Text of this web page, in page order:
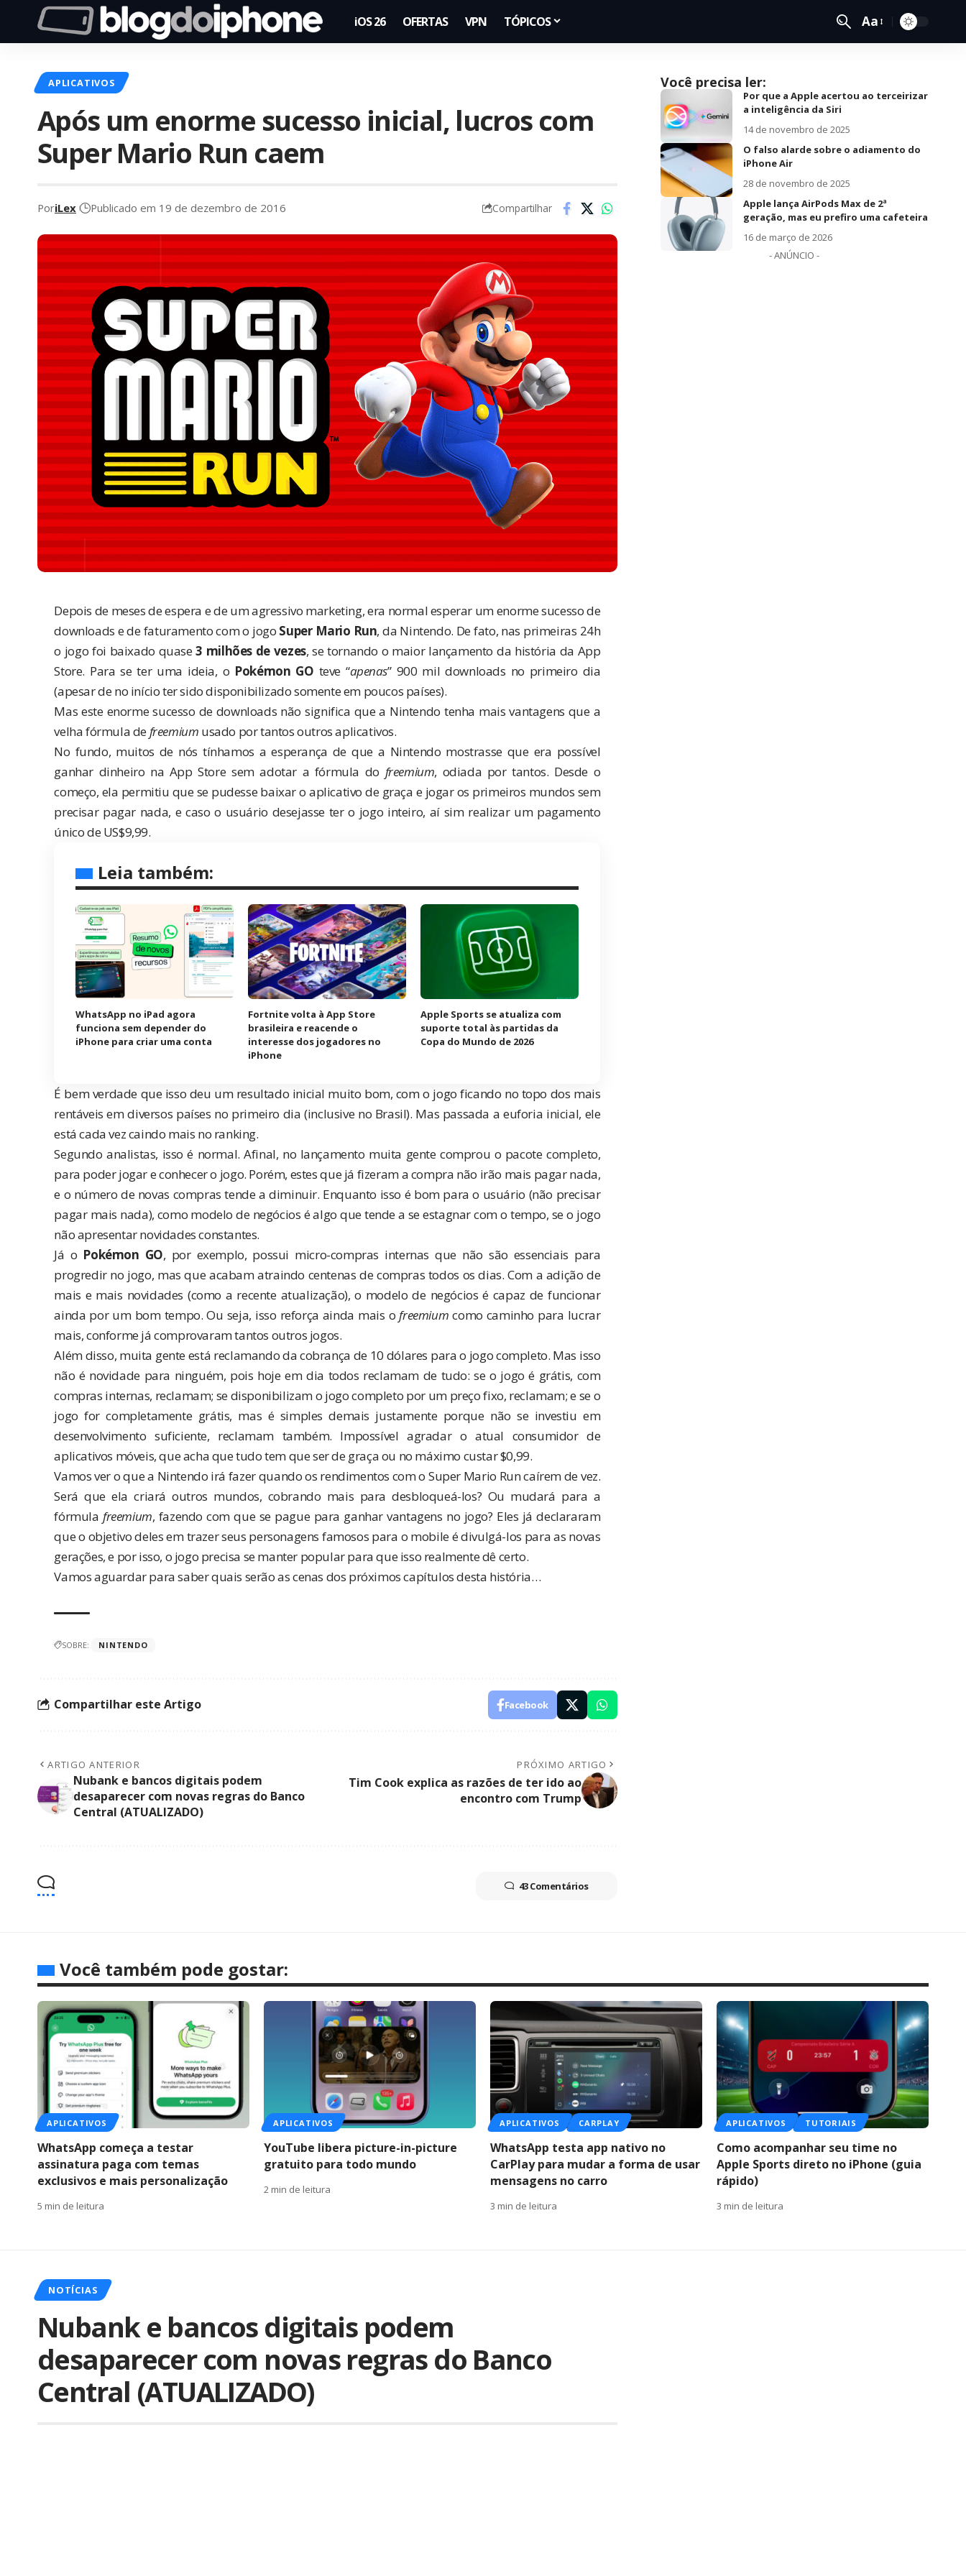
iOS 26 OFERTAS VPN TÓPICOS Aa
APLICATIVOS
Após um enorme sucesso inicial, lucros com
Super Mario Run caem
PoriLex Publicado em 19 de dezembro de 2016 Compartilhar
Depois de meses de espera e de um agressivo marketing, era normal esperar um enorme sucesso de
downloads e de faturamento com o jogo Super Mario Run, da Nintendo. De fato, nas primeiras 24h
o jogo foi baixado quase3 milhões de vezes, se tornando o maior lançamento da história da App
Store. Para se ter uma ideia, o Pokémon GO teve “apenas” 900 mil downloads no primeiro dia
(apesar de no início ter sido disponibilizado somente em poucos países).
Mas este enorme sucesso de downloads não significa que a Nintendo tenha mais vantagens que a
velha fórmula de freemium usado por tantos outros aplicativos.
No fundo, muitos de nós tínhamos a esperança de que a Nintendo mostrasse que era possível
ganhar dinheiro na App Store sem adotar a fórmula do freemium, odiada por tantos. Desde o
começo, ela permitiu que se pudesse baixar o aplicativo de graça e jogar os primeiros mundos sem
precisar pagar nada, e caso o usuário desejasse ter o jogo inteiro, aí sim realizar um pagamento
único de US$9,99.
Leia também:
WhatsApp no iPad agora
funciona sem depender do
iPhone para criar uma conta
Fortnite volta à App Store
brasileira e reacende o
interesse dos jogadores no
iPhone
Apple Sports se atualiza com
suporte total às partidas da
Copa do Mundo de 2026
É bem verdade que isso deu um resultado inicial muito bom, com o jogo ficando no topo dos mais
rentáveis em diversos países no primeiro dia (inclusive no Brasil). Mas passada a euforia inicial, ele
está cada vez caindo mais no ranking.
Segundoanalistas, isso é normal. Afinal, no lançamento muita gente comprou o pacote completo,
para poder jogar e conhecer o jogo. Porém, estes que já fizeram a compra não irão mais pagar nada,
e o número de novas compras tende a diminuir. Enquanto isso é bom para o usuário (não precisar
pagar mais nada), como modelo de negócios é algo que tende a se estagnar com o tempo, se o jogo
não apresentar novidades constantes.
Já o Pokémon GO, por exemplo, possui micro-compras internas que não são essenciais para
progredir no jogo, mas que acabam atraindo centenas de compras todos os dias. Com a adição de
mais e mais novidades (como a recente atualização), o modelo de negócios é capaz de funcionar
ainda por um bom tempo. Ou seja, isso reforça ainda mais ofreemium como caminho para lucrar
mais, conforme já comprovaram tantos outros jogos.
Além disso, muita gente está reclamando da cobrança de 10 dólares para o jogo completo. Mas isso
não é novidade para ninguém, pois hoje em dia todos reclamam de tudo: se o jogo é grátis, com
compras internas, reclamam; se disponibilizam o jogo completo por um preço fixo, reclamam; e se o
jogo for completamente grátis, mas é simples demais justamente porque não se investiu em
desenvolvimento suficiente, reclamam também. Impossível agradar o atual consumidor de
aplicativos móveis, que acha que tudo tem que ser de graça ou no máximo custar $0,99.
Vamos ver o que a Nintendo irá fazer quando os rendimentos com o Super Mario Run caírem de vez.
Será que ela criará outros mundos, cobrando mais para desbloqueá-los? Ou mudará para a
fórmula freemium, fazendo com que se pague para ganhar vantagens no jogo? Eles já declararam
que o objetivo deles em trazer seus personagens famosos para o mobile édivulgá-los para as novas
gerações, e por isso, o jogo precisa se manter popular para que isso realmente dê certo.
Vamos aguardar para saber quais serão as cenas dos próximos capítulos desta história…
SOBRE: NINTENDO
Compartilhar este Artigo Facebook
ARTIGO ANTERIOR
Nubank e bancos digitais podem
desaparecer com novas regras do Banco
Central (ATUALIZADO)
PRÓXIMO ARTIGO
Tim Cook explica as razões de ter ido ao
encontro com Trump
43 Comentários
Você precisa ler:
Por que a Apple acertou ao terceirizar
a inteligência da Siri
14 de novembro de 2025
O falso alarde sobre o adiamento do
iPhone Air
28 de novembro de 2025
Apple lança AirPods Max de 2ª
geração, mas eu prefiro uma cafeteira
16 de março de 2026
- ANÚNCIO -
Você também pode gostar:
APLICATIVOS
WhatsApp começa a testar
assinatura paga com temas
exclusivos e mais personalização
5 min de leitura
APLICATIVOS
YouTube libera picture-in-picture
gratuito para todo mundo
2 min de leitura
APLICATIVOS CARPLAY
WhatsApp testa app nativo no
CarPlay para mudar a forma de usar
mensagens no carro
3 min de leitura
APLICATIVOS TUTORIAIS
Como acompanhar seu time no
Apple Sports direto no iPhone (guia
rápido)
3 min de leitura
NOTÍCIAS
Nubank e bancos digitais podem
desaparecer com novas regras do Banco
Central (ATUALIZADO)